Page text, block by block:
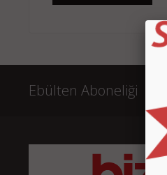
Ebülten Aboneliği